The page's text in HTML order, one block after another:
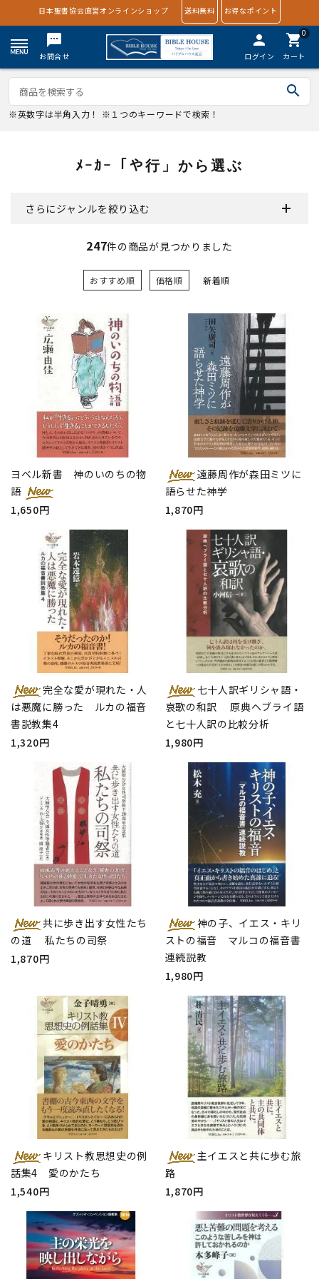
日本聖書協会直営オンラインショップ 送料無料 お得なポイント
textsms
お問合せ
person
ログイン
0
shopping_cart
カート
search
※英数字は半角入力！ ※１つのキーワードで検索！
ﾒｰｶｰ「や行」から選ぶ
さらにジャンルを絞り込む
247件の商品が見つかりました
おすすめ順 価格順 新着順
ヨベル新書 神のいのちの物
語
1,650円
遠藤周作が森田ミツに
語らせた神学
1,870円
完全な愛が現れた・人
は悪魔に勝った ルカの福音
書説教集4
1,320円
七十人訳ギリシャ語・
哀歌の和訳 原典ヘブライ語
と七十人訳の比較分析
1,980円
共に歩き出す女性たち
の道 私たちの司祭
1,870円
神の子、イエス・キリ
ストの福音 マルコの福音書
連続説教
1,980円
キリスト教思想史の例
話集4 愛のかたち
1,540円
主イエスと共に歩む旅
路
1,870円